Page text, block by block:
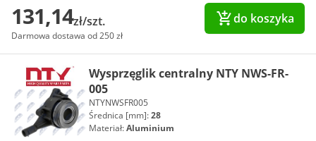
131,14zł/szt.
Darmowa dostawa od 250 zł
do koszyka
Wysprzęglik centralny NTY NWS-FR-
005
NTYNWSFR005
Średnica [mm]:28
Materiał:Aluminium